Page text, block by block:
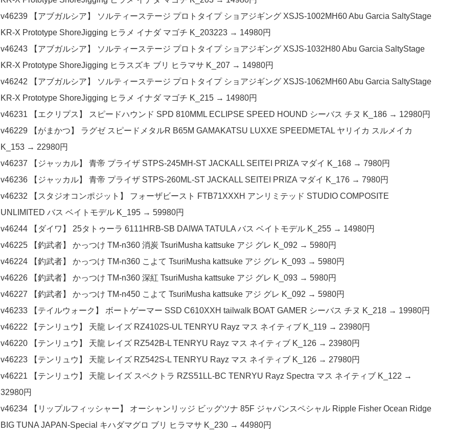
v46239 【アブガルシア】 ソルティーステージ プロトタイプ ショアジギング XSJS-1002MH60 Abu Garcia SaltyStage
KR-X Prototype ShoreJigging ヒラメ イナダ マゴチ K_203223 → 14980円
v46243 【アブガルシア】 ソルティーステージ プロトタイプ ショアジギング XSJS-1032H80 Abu Garcia SaltyStage
KR-X Prototype ShoreJigging ヒラスズキ ブリ ヒラマサ K_207 → 14980円
v46242 【アブガルシア】 ソルティーステージ プロトタイプ ショアジギング XSJS-1062MH60 Abu Garcia SaltyStage
KR-X Prototype ShoreJigging ヒラメ イナダ マゴチ K_215 → 14980円
v46231 【エクリプス】 スピードハウンド SPD 810MML ECLIPSE SPEED HOUND シーバス チヌ K_186 → 12980円
v46229 【がまかつ】 ラグゼ スピードメタルR B65M GAMAKATSU LUXXE SPEEDMETAL ヤリイカ スルメイカ
K_153 → 22980円
v46237 【ジャッカル】 青帝 プライザ STPS-245MH-ST JACKALL SEITEI PRIZA マダイ K_168 → 7980円
v46236 【ジャッカル】 青帝 プライザ STPS-260ML-ST JACKALL SEITEI PRIZA マダイ K_176 → 7980円
v46232 【スタジオコンポジット】 フォーザビースト FTB71XXXH アンリミテッド STUDIO COMPOSITE
UNLIMITED バス ベイトモデル K_195 → 59980円
v46244 【ダイワ】 25タトゥーラ 6111HRB-SB DAIWA TATULA バス ベイトモデル K_255 → 14980円
v46225 【釣武者】 かっつけ TM-n360 消炭 TsuriMusha kattsuke アジ グレ K_092 → 5980円
v46224 【釣武者】 かっつけ TM-n360 こよて TsuriMusha kattsuke アジ グレ K_093 → 5980円
v46226 【釣武者】 かっつけ TM-n360 深紅 TsuriMusha kattsuke アジ グレ K_093 → 5980円
v46227 【釣武者】 かっつけ TM-n450 こよて TsuriMusha kattsuke アジ グレ K_092 → 5980円
v46233 【テイルウォーク】 ボートゲーマー SSD C610XXH tailwalk BOAT GAMER シーバス チヌ K_218 → 19980円
v46222 【テンリュウ】 天龍 レイズ RZ4102S-UL TENRYU Rayz マス ネイティブ K_119 → 23980円
v46220 【テンリュウ】 天龍 レイズ RZ542B-L TENRYU Rayz マス ネイティブ K_126 → 23980円
v46223 【テンリュウ】 天龍 レイズ RZ542S-L TENRYU Rayz マス ネイティブ K_126 → 27980円
v46221 【テンリュウ】 天龍 レイズ スペクトラ RZS51LL-BC TENRYU Rayz Spectra マス ネイティブ K_122 →
32980円
v46234 【リップルフィッシャー】 オーシャンリッジ ビッグツナ 85F ジャパンスペシャル Ripple Fisher Ocean Ridge
BIG TUNA JAPAN-Special キハダマグロ ブリ ヒラマサ K_230 → 44980円